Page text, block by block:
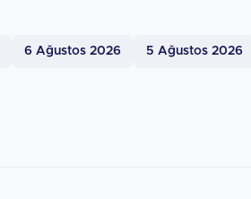
6 Ağustos 2026 5 Ağustos 2026